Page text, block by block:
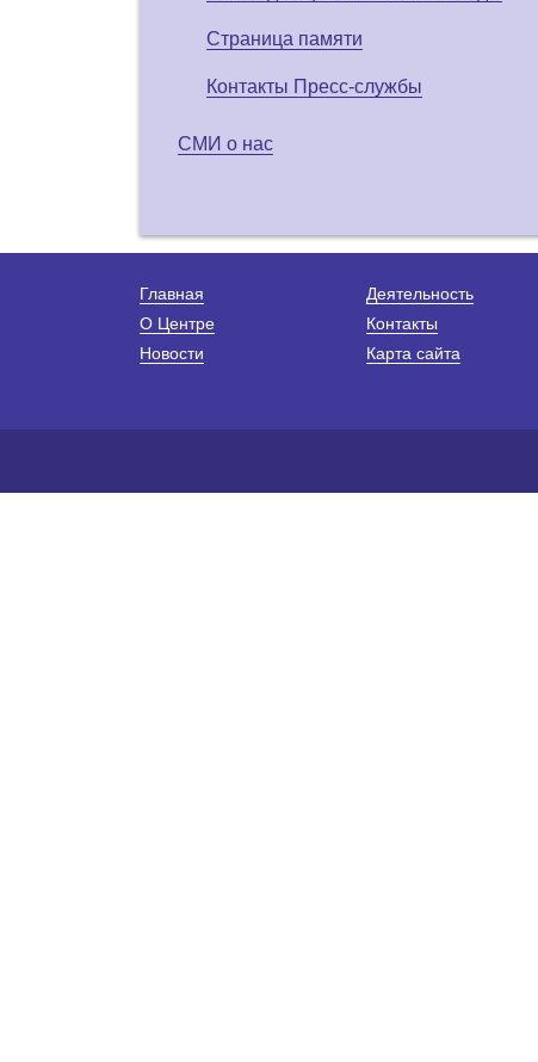
Страница памяти
Контакты Пресс-службы
СМИ о нас
Главная
О Центре
Новости
Деятельность
Контакты
Карта сайта